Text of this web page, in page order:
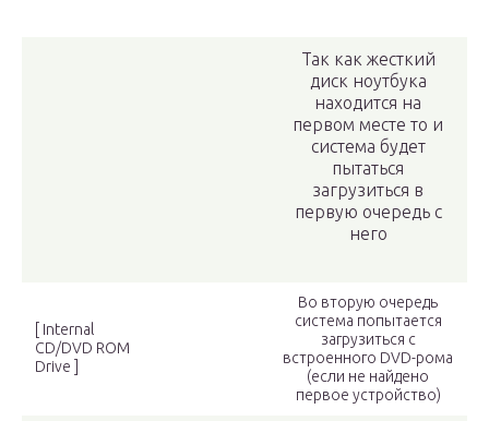
Так как жесткий
диск ноутбука
находится на
первом месте то и
система будет
пытаться
загрузиться в
первую очередь с
него
[ Internal
CD/DVD ROM
Drive ]
Во вторую очередь
система попытается
загрузиться с
встроенного DVD-рома
(если не найдено
первое устройство)